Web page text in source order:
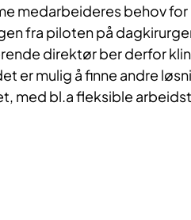
medarbeideres behov for
fra piloten på
direktør ber derfor
er mulig å finne andre
med bl.a fleksible